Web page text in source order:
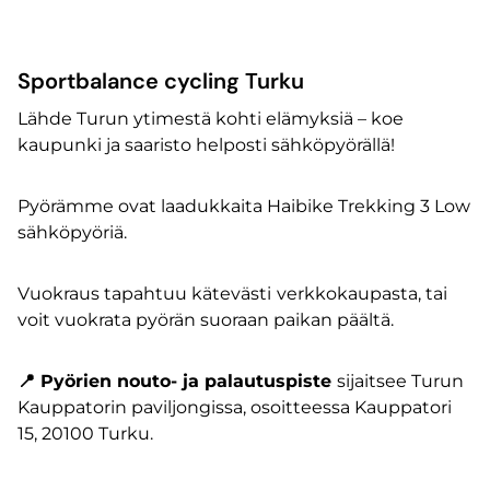
Sportbalance cycling Turku
Lähde Turun ytimestä kohti elämyksiä – koe
kaupunki ja saaristo helposti sähköpyörällä!
Pyörämme ovat laadukkaita Haibike Trekking 3 Low
sähköpyöriä.
Vuokraus tapahtuu kätevästi verkkokaupasta, tai
voit vuokrata pyörän suoraan paikan päältä.
📍 Pyörien nouto- ja palautuspiste sijaitsee Turun
Kauppatorin paviljongissa, osoitteessa Kauppatori
15, 20100 Turku.